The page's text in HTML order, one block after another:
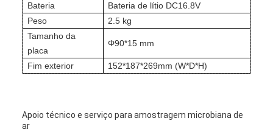
Bateria
Bateria de lítio DC16.8V
Peso
2.5 kg
Tamanho da
placa
Φ90*15 mm
Fim exterior 152*187*269mm (W*D*H)
Apoio técnico e serviço para amostragem microbiana de
ar